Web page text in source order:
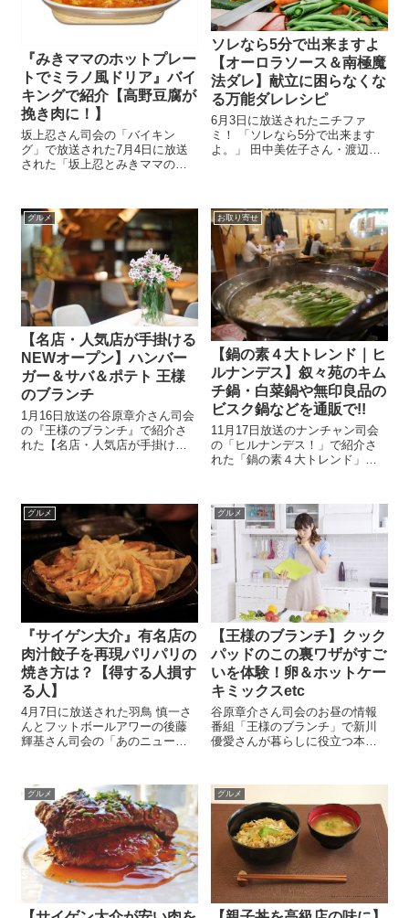
『みきママのホットプレー
トでミラノ風ドリア』バイ
キングで紹介【高野豆腐が
挽き肉に！】
坂上忍さん司会の「バイキン
グ」で放送された7月4日に放送
された「坂上忍とみきママの超
でミラノ風ドリア！！調理時間
も２５分間と手軽で楽しく作れ
るのでホットプレートでのパー
ティー料理にも最...
ソレなら5分で出来ますよ
【オーロラソース＆南極魔
法ダレ】献立に困らなくな
る万能ダレレシピ
6月3日に放送されたニチファ
ミ！ 「ソレなら5分で出来ます
よ。」 田中美佐子さん・渡辺直
の中で紹介されました!! その中
で紹介された2種類の万能ダレの
作り...
グルメ
【名店・人気店が手掛ける
NEWオープン】ハンバー
ガー＆サバ＆ポテト 王様
のブランチ
1月16日放送の谷原章介さん司会
の『王様のブランチ』で紹介さ
れた【名店・人気店が手掛ける
た。何処もこだわりのある逸品
が売りで要チェックです！！！
ヘンリーズバ...
お取り寄せ
【鍋の素４大トレンド｜ヒ
ルナンデス】叙々苑のキム
チ鍋・白菜鍋や無印良品の
ビスク鍋などを通販で!!
11月17日放送のナンチャン司会
の「ヒルナンデス！」で紹介さ
れた「鍋の素４大トレンド」
商品を紹介してくれました。 寒
くなってきたこの時期、野菜も
たくさん摂れ体も暖まる鍋。 近
年お...
グルメ
『サイゲン大介』有名店の
肉汁餃子を再現パリパリの
焼き方は？【得する人損す
る人】
4月7日に放送された羽鳥 慎一さ
んとフットボールアワーの後藤
輝基さん司会の「あのニュース
ィ」のサイゲン大介こと阿諏訪
泰義さんの凄すぎる有名店のレ
シピ再現です。今回はあの有名
店「紅虎餃子...
グルメ
【王様のブランチ】クック
パッドのこの裏ワザがすご
いを体験！卵＆ホットケー
キミックスetc
谷原章介さん司会のお昼の情報
番組「王様のブランチ」で新川
優愛さんが暮らしに役立つ本を
を紹介していました。第一回の
今回は「クックパッドのこの裏
ワザがすごい」から驚きの裏ワ
ザ＆超速ワザが多...
グルメ グルメ